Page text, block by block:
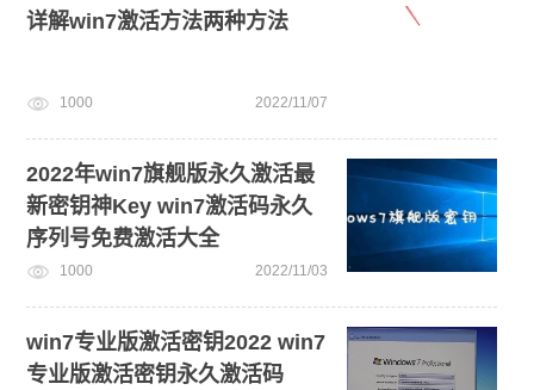
详解win7激活方法两种方法
1000 2022/11/07
2022年win7旗舰版永久激活最
新密钥神Key win7激活码永久
序列号免费激活大全
1000 2022/11/03
win7专业版激活密钥2022 win7
专业版激活密钥永久激活码